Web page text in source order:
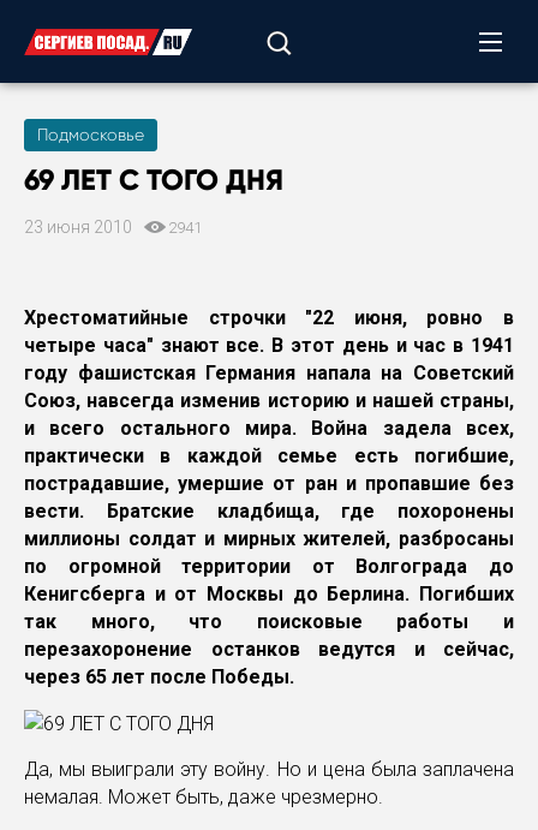
Подмосковье
69 ЛЕТ С ТОГО ДНЯ
23 июня 2010 2941
Хрестоматийные строчки "22 июня, ровно в
четыре часа" знают все. В этот день и час в 1941
году фашистская Германия напала на Советский
Союз, навсегда изменив историю и нашей страны,
и всего остального мира. Война задела всех,
практически в каждой семье есть погибшие,
пострадавшие, умершие от ран и пропавшие без
вести. Братские кладбища, где похоронены
миллионы солдат и мирных жителей, разбросаны
по огромной территории от Волгограда до
Кенигсберга и от Москвы до Берлина. Погибших
так много, что поисковые работы и
перезахоронение останков ведутся и сейчас,
через 65 лет после Победы.
Да, мы выиграли эту войну. Но и цена была заплачена
немалая. Может быть, даже чрезмерно.